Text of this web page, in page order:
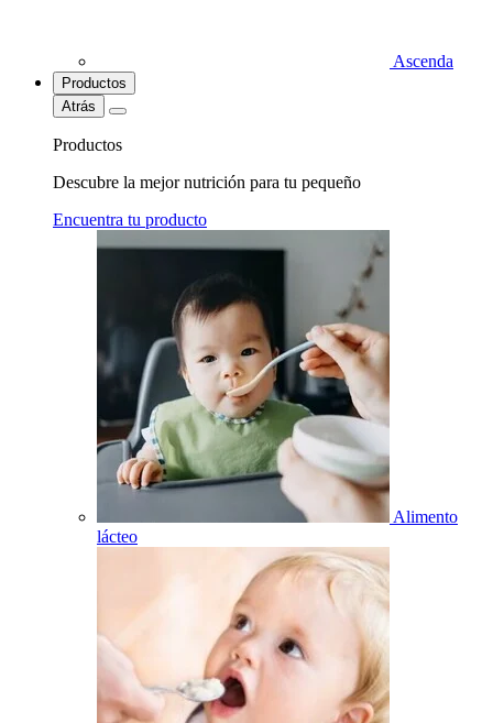
Ascenda
Productos
Atrás
Productos
Descubre la mejor nutrición para tu pequeño
Encuentra tu producto
Alimento
lácteo